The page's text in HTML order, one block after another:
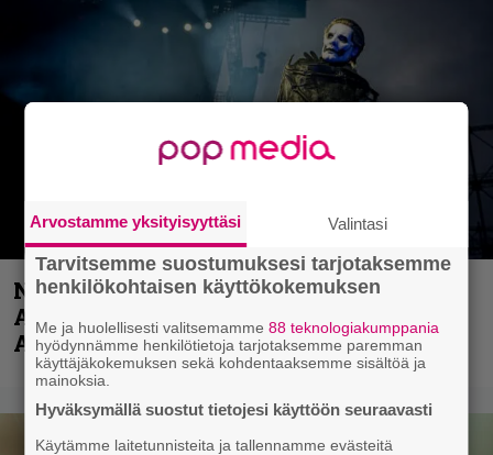
Näin lähtee Ghostin Tobias Forgelta
Accept – menossa mukana myös
Anthrax- ja Korn-miehistöä
Arvostamme yksityisyyttäsi Valintasi
Tarvitsemme suostumuksesi tarjotaksemme
henkilökohtaisen käyttökokemuksen
Me ja huolellisesti valitsemamme88 teknologiakumppania
hyödynnämme henkilötietoja tarjotaksemme paremman
käyttäjäkokemuksen sekä kohdentaaksemme sisältöä ja
mainoksia.
Hyväksymällä suostut tietojesi käyttöön seuraavasti
Käytämme laitetunnisteita ja tallennamme evästeitä